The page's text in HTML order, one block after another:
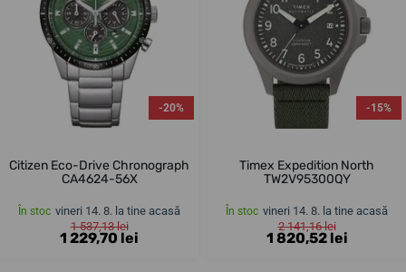
-20%
Citizen Eco-Drive Chronograph
CA4624-56X
În stoc vineri 14. 8. la tine acasă
1 537,13 lei
1 229,70 lei
-15%
Timex Expedition North
TW2V95300QY
În stoc vineri 14. 8. la tine acasă
2 141,16 lei
1 820,52 lei